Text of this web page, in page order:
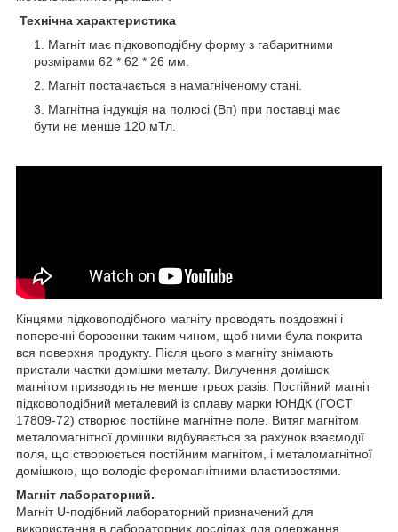
Технічна характеристика
Магніт має підковоподібну форму з габаритними
розмірами 62 * 62 * 26 мм.
Магніт постачається в намагніченому стані.
Магнітна індукція на полюсі (Вп) при поставці має
бути не менше 120 мТл.
Кінцями підковоподібного магніту проводять поздовжні і
поперечні борозенки таким чином, щоб ними була покрита
вся поверхня продукту. Після цього з магніту знімають
пристали частки домішки металу. Вилучення домішок
магнітом призводять не менше трьох разів. Постійний магніт
підковоподібний металевий із сплаву марки ЮНДК (ГОСТ
17809-72) створює постійне магнітне поле. Витяг магнітом
металомагнітної домішки відбувається за рахунок взаємодії
поля, що створюється постійним магнітом, і металомагнітної
домішкою, що володіє феромагнітними властивостями.
Магніт лабораторний.
Магніт U-подібний лабораторний призначений для
використання в лабораторних дослідах для одержання